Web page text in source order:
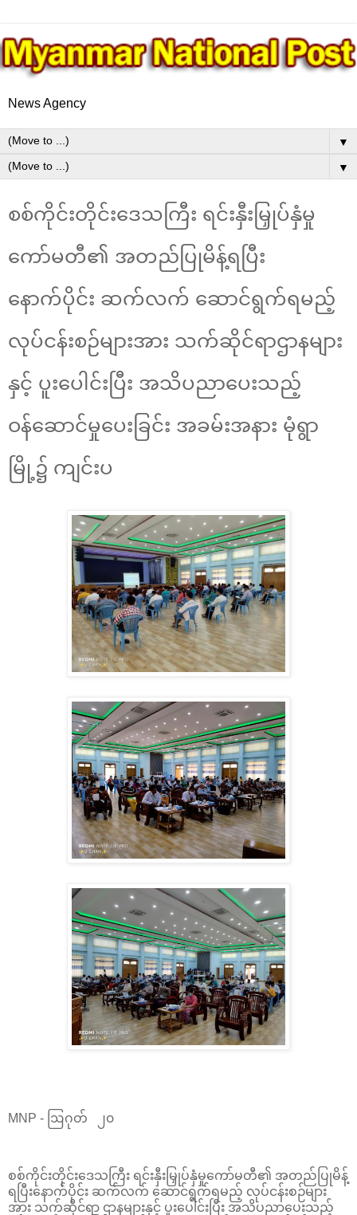
News Agency
▼
▼
စစ်ကိုင်းတိုင်းဒေသကြီး ရင်းနှီးမြှုပ်နှံမှု
ကော်မတီ၏ အတည်ပြုမိန့်ရပြီး
နောက်ပိုင်း ဆက်လက် ဆောင်ရွက်ရမည့်
လုပ်ငန်းစဉ်များအား သက်ဆိုင်ရာဌာနများ
နှင့် ပူးပေါင်းပြီး အသိပညာပေးသည့်
ဝန်ဆောင်မှုပေးခြင်း အခမ်းအနား မုံရွာ
မြို့၌ ကျင်းပ
MNP - ဩဂုတ် ၂၀
စစ်ကိုင်းတိုင်းဒေသကြီး ရင်းနှီးမြှုပ်နှံမှုကော်မတီ၏ အတည်ပြုမိန့်
ရပြီးနောက်ပိုင်း ဆက်လက် ဆောင်ရွက်ရမည့် လုပ်ငန်းစဉ်များ
အား သက်ဆိုင်ရာ ဌာနများနှင့် ပူးပေါင်းပြီး အသိပညာပေးသည့်